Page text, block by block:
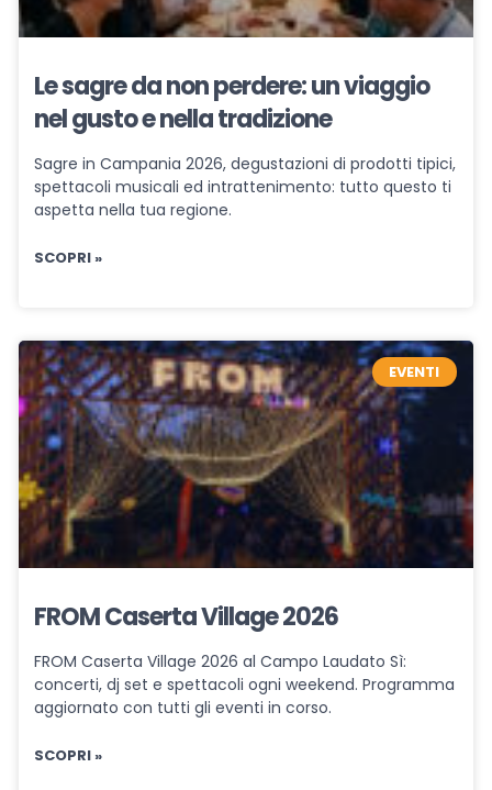
Le sagre da non perdere: un viaggio
nel gusto e nella tradizione
Sagre in Campania 2026, degustazioni di prodotti tipici,
spettacoli musicali ed intrattenimento: tutto questo ti
aspetta nella tua regione.
SCOPRI »
EVENTI
FROM Caserta Village 2026
FROM Caserta Village 2026 al Campo Laudato Sì:
concerti, dj set e spettacoli ogni weekend. Programma
aggiornato con tutti gli eventi in corso.
SCOPRI »